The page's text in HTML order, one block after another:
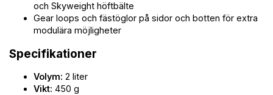
och Skyweight höftbälte
Gear loops och fästöglor på sidor och botten för extra
modulära möjligheter
Specifikationer
Volym: 2 liter
Vikt: 450 g